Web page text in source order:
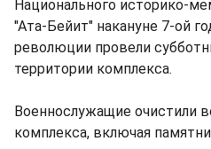
Национального историко-
"Ата-Бейит" накануне 7-ой
революции провели
территории комплекса.
Военнослужащие очистили
комплекса, включая